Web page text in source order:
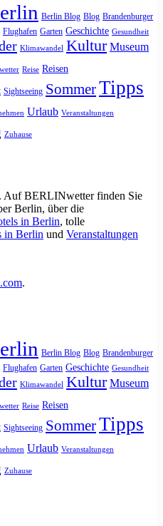
Berlin Blog Blog Brandenburger
Flughafen Garten Geschichte Gesundheit
Klimawandel Kultur Museum
Reise Reisen
Sightseeing SommerTipps
Urlaub Veranstaltungen
Zuhause
. Auf BERLINwetter finden Sie
Berlin, über die
in Berlin, tolle
in Berlin und Veranstaltungen
.
Berlin Blog Blog Brandenburger
Flughafen Garten Geschichte Gesundheit
Klimawandel Kultur Museum
Reise Reisen
Sightseeing SommerTipps
Urlaub Veranstaltungen
Zuhause